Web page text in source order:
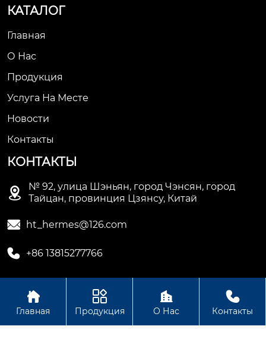
КАТАЛОГ
Главная
О Нас
Продукция
Услуга На Месте
Новости
Контакты
КОНТАКТЫ

№ 92, улица Шэньян, город Чэнсян, город
Тайцан, провинция Цзянсу, Китай
 ht_hermes@126.com
 +86 13815277766
Авторское право © Сучжоуское ООО
электромеханической промышленности Хету

Главная

Продукция

О Нас

Контакты